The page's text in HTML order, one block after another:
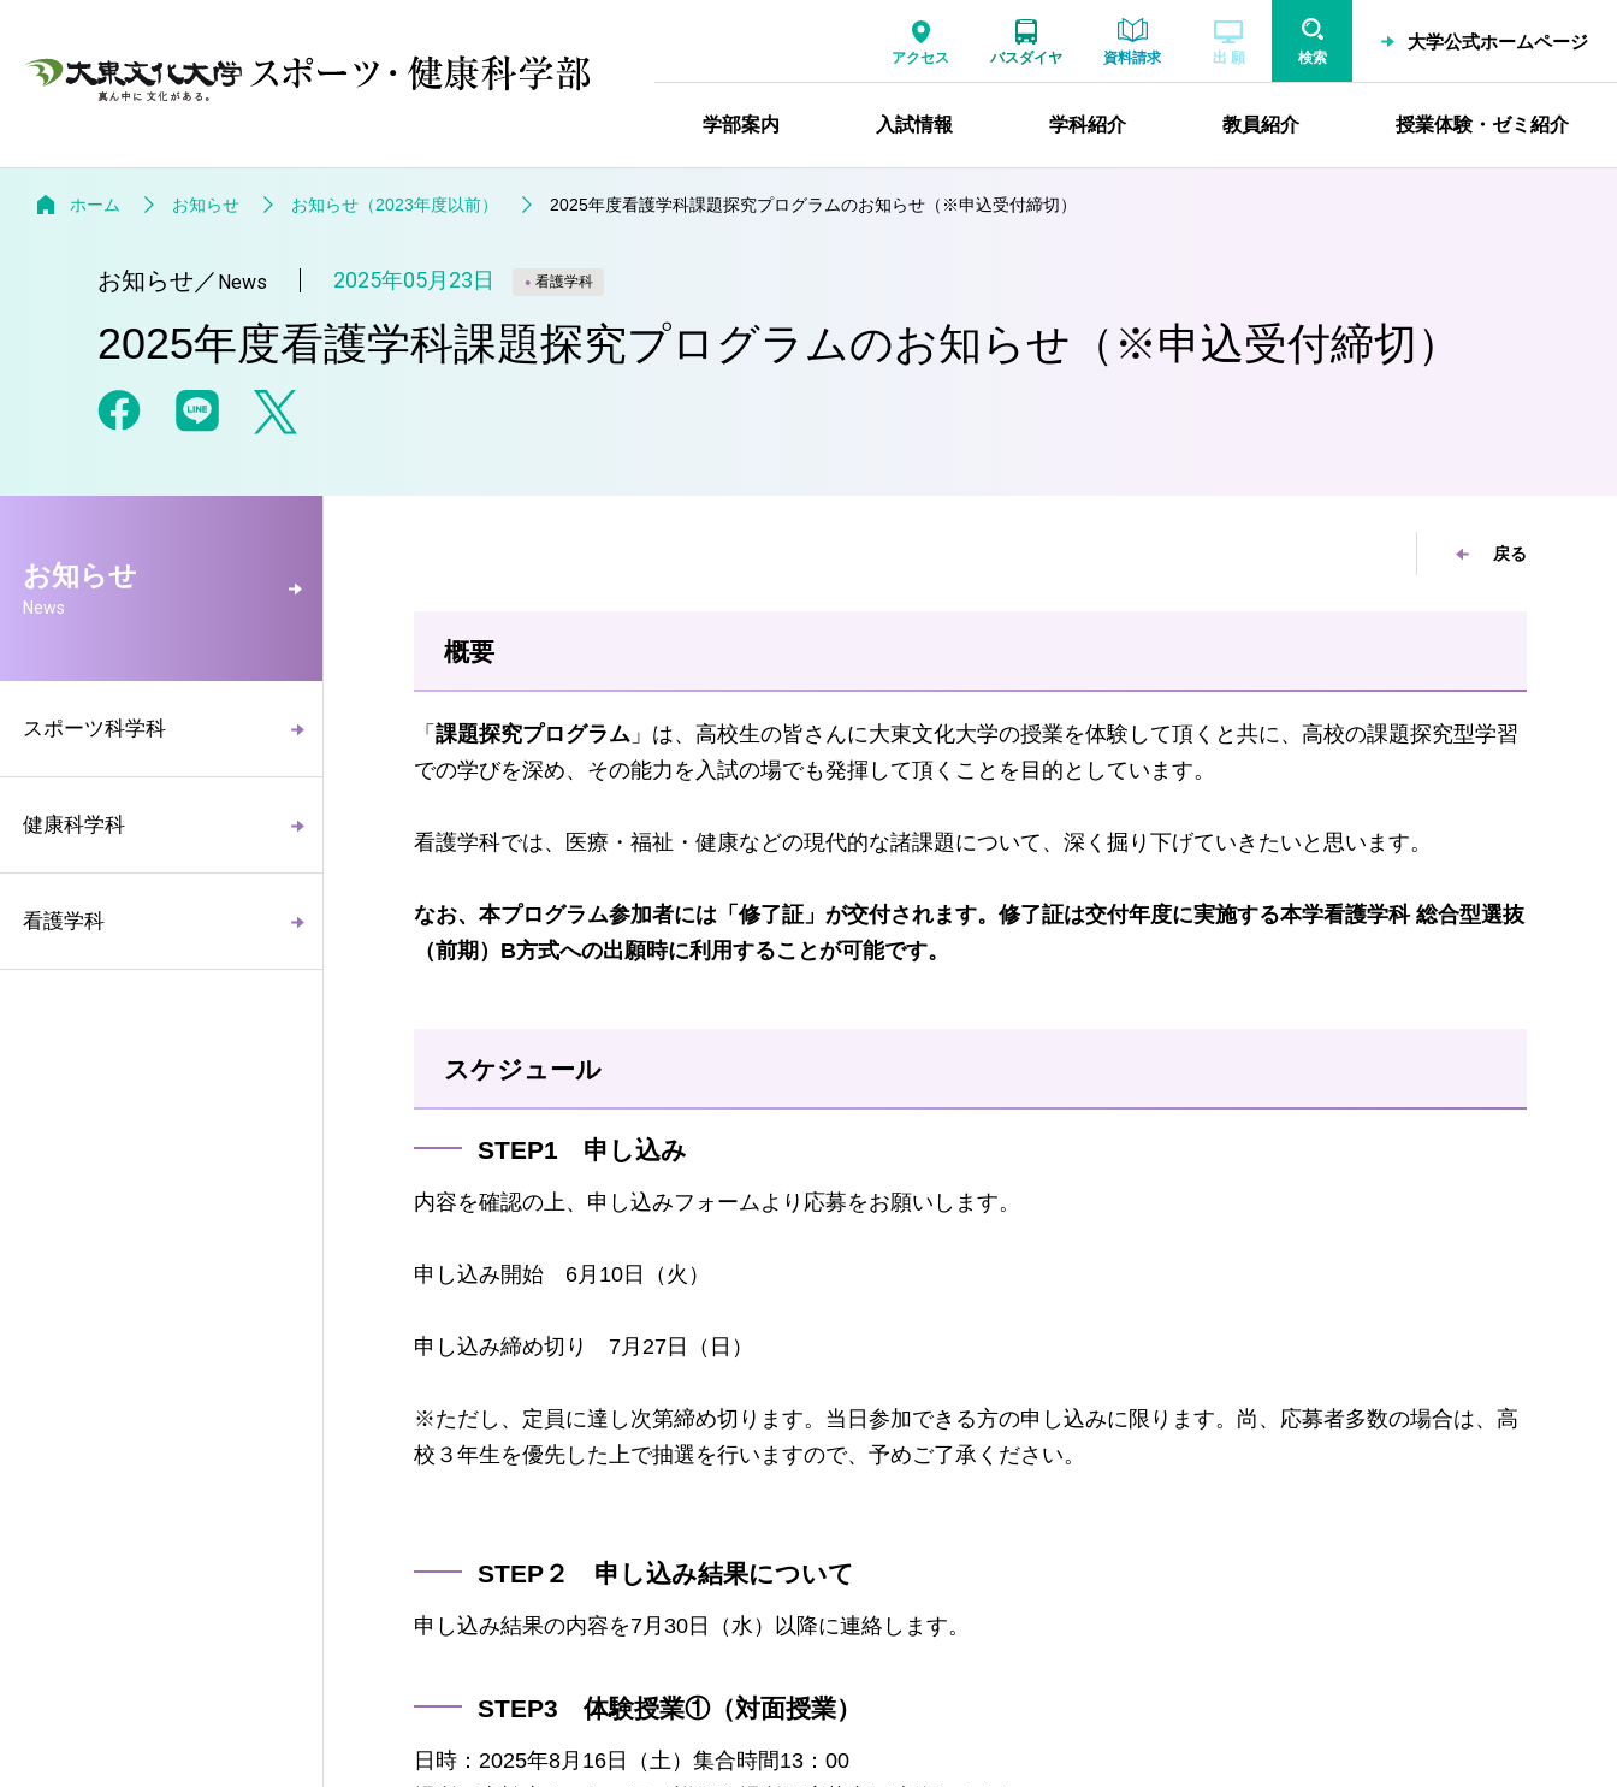
アクセス バスダイヤ 資料請求 出 願 検索
大学公式ホームページ
学部案内 入試情報 学科紹介 教員紹介 授業体験・ゼミ紹介
ホーム お知らせ お知らせ（2023年度以前） 2025年度看護学科課題探究プログラムのお知らせ（※申込受付締切）
お知らせ／ News 2025年05月23日 看護学科
2025年度看護学科課題探究プログラムのお知らせ（※申込受付締切）
お知らせ
News
スポーツ科学科
健康科学科
看護学科
戻る
概要
「 課題探究プログラム」は、高校生の皆さんに大東文化大学の授業を体験して頂くと共に、 高校の課題探究型学習
での学びを深め、その能力を入試の場でも発揮して頂くことを目的としています。
看護学科では、医療・福祉・健康などの現代的な諸課題について、深く掘り下げていきたいと思います。
なお、本プログラム参加者には「 修了証」が交付されます。 修了証は交付年度に実施する本学看護学科 総合型選抜
（前期）B方式への出願時に利用することが可能です。
スケジュール
STEP1 申し込み
内容を確認の上、申し込みフォームより応募をお願いします。
申し込み開始 6月10日（火）
申し込み締め切り 7月27日（日）
※ただし、定員に達し次第締め切ります。当日参加できる方の申し込みに限ります。尚、応募者多数の場合は、高
校３年生を優先した上で抽選を行いますので、予めご了承ください。
STEP２ 申し込み結果について
申し込み結果の内容を7月30日（水）以降に連絡します。
STEP3 体験授業①（対面授業）
日時：2025年8月16日（土）集合時間13：00